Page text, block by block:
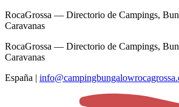
RocaGrossa — Directorio de Campings,
Caravanas
RocaGrossa — Directorio de Campings,
Caravanas
España |